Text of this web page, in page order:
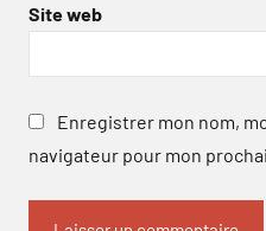
Site web
Enregistrer mon nom,
navigateur pour mon